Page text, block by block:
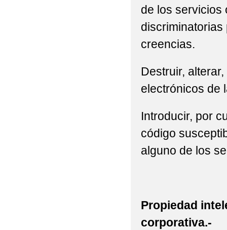
de los servicios
creencias.
Destruir,
electrónicos de
Introducir, por
código
alguno de los
Propiedad
corporativa.-